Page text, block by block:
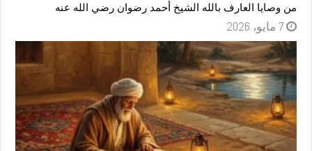
من وصايا العارف بالله الشيخ أحمد رضوان رضي الله عنه
7 مايو، 2026